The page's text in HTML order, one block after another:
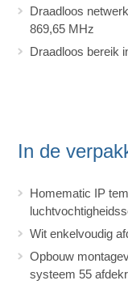
Draadloos
869,65 MHz
Draadloos bereik
In de
Homematic IP
Wit enkelvoudig
Opbouw
systeem 55